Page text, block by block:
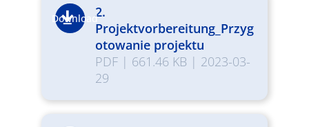
Download2.
Projektvorbereitung_Przyg
otowanie projektu
PDF| 661.46 KB | 2023-03-
29